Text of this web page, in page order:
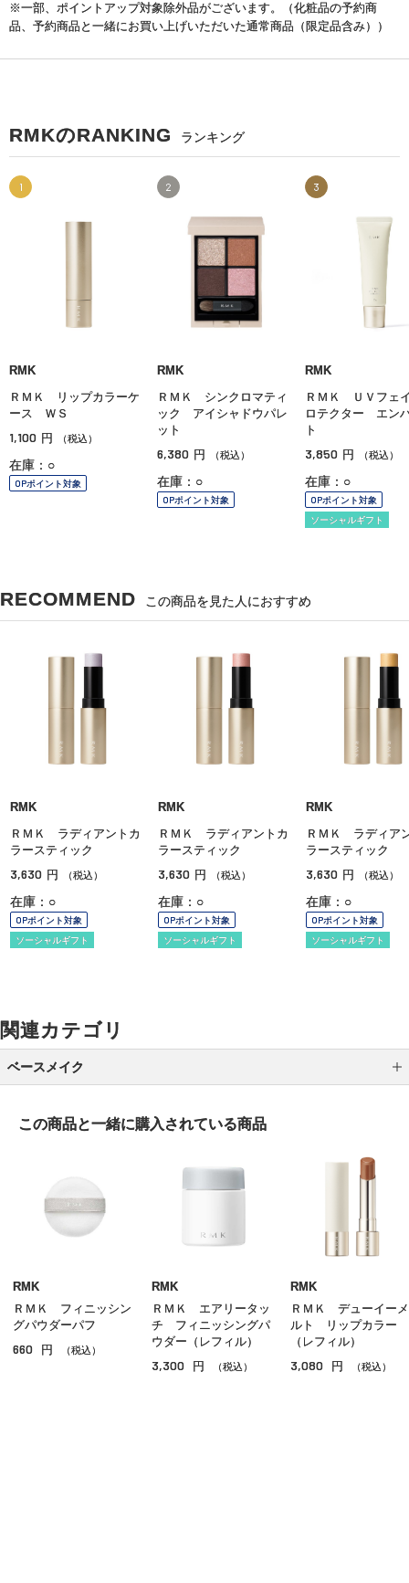
※一部、ポイントアップ対象除外品がございます。（化粧品の予約商
品、予約商品と一緒にお買い上げいただいた通常商品（限定品含み））
RMKのRANKING ランキング
1
RMK
ＲＭＫ リップカラーケ
ース ＷＳ
1,100 円 （税込）
在庫：○
OPポイント対象
2
RMK
ＲＭＫ シンクロマティ
ック アイシャドウパレ
ット
6,380 円 （税込）
在庫：○
OPポイント対象
3
RMK
ＲＭＫ ＵＶフェ
ロテクター エン
ト
3,850 円 （税込）
在庫：○
OPポイント対象
ソーシャルギフト
RECOMMEND この商品を見た人におすすめ
RMK
ＲＭＫ ラディアントカ
ラースティック
3,630 円 （税込）
在庫：○
OPポイント対象
ソーシャルギフト
RMK
ＲＭＫ ラディアントカ
ラースティック
3,630 円 （税込）
在庫：○
OPポイント対象
ソーシャルギフト
RMK
ＲＭＫ ラディア
ラースティック
3,630 円 （税込）
在庫：○
OPポイント対象
ソーシャルギフト
関連カテゴリ
ベースメイク
クリームファンデーション
パウダー
ＢＢ／ＣＣクリーム
コンシーラー
この商品と一緒に購入されている商品
RMK
ＲＭＫ フィニッシン
グパウダーパフ
660 円 （税込）
RMK
ＲＭＫ エアリータッ
チ フィニッシングパ
ウダー（レフィル）
3,300 円 （税込）
RMK
ＲＭＫ デューイーメ
ルト リップカラー
（レフィル）
3,080 円 （税込）